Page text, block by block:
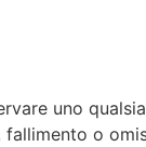
uno
o